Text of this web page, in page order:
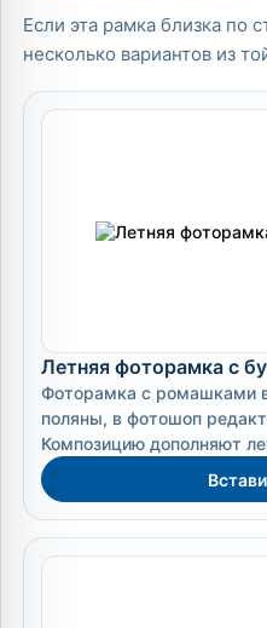
Если эта рамка близка по
несколько вариантов из
Летняя фоторамка с
Фоторамка с ромашками
поляны, в фотошоп
Композицию дополняют